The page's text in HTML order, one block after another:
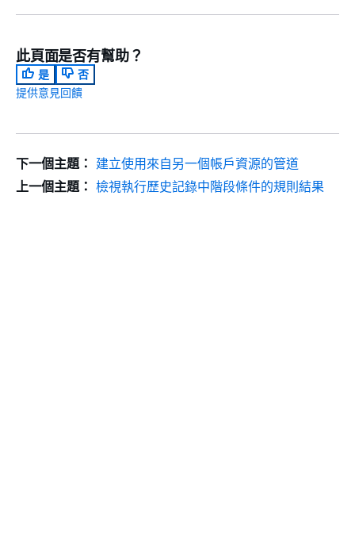
此頁面是否有幫助？
是
否
提供意見回饋
下一個主題： 建立使用來自另一個帳戶資源的管道
上一個主題： 檢視執行歷史記錄中階段條件的規則結果